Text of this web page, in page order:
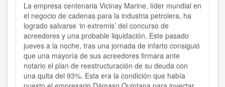
La empresa centenaria Vicinay Marine, líder mundial en
el negocio de cadenas para la industria petrolera, ha
logrado salvarse ‘in extremis’ del concurso de
acreedores y una probable liquidación. Este pasado
jueves a la noche, tras una jornada de infarto consiguió
que una mayoría de sus acreedores firmara ante
notario el plan de reestructuración de su deuda con
una quita del 93%. Esta era la condición que había